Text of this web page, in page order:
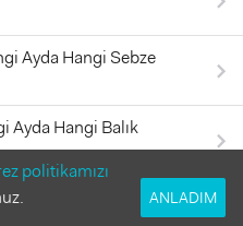
Ayda Hangi Sebze
Ayda Hangi Balık
Şekilli ve Sağlıklı!
politikamızı
ANLADIM